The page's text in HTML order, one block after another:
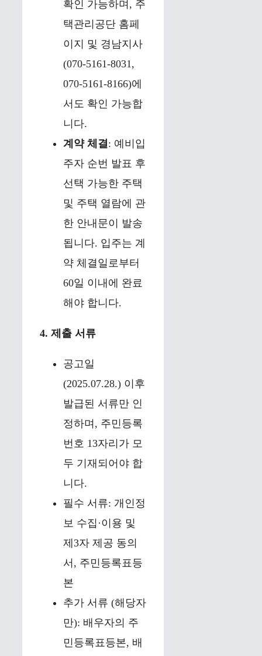
확인 가능하며, 주
택관리공단 홈페
이지 및 경남지사
(070-5161-8031,
070-5161-8166)에
서도 확인 가능합
니다.
계약 체결: 예비입
주자 순번 발표 후
선택 가능한 주택
및 주택 열람에 관
한 안내문이 발송
됩니다. 입주는 계
약 체결일로부터
60일 이내에 완료
해야 합니다.
4. 제출 서류
공고일
(2025.07.28.) 이후
발급된 서류만 인
정하며, 주민등록
번호 13자리가 모
두 기재되어야 합
니다.
필수 서류: 개인정
보 수집·이용 및
제3자 제공 동의
서, 주민등록표등
본
추가 서류 (해당자
만): 배우자의 주
민등록표등본, 배